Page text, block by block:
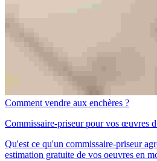
Comment vendre aux enchères ?
Commissaire-priseur pour vos œuvres
Qu'est ce qu'un commissaire-priseur
estimation gratuite de vos oeuvres en